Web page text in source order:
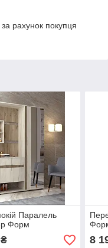
рахунок покупця
Паралель
Форм
8